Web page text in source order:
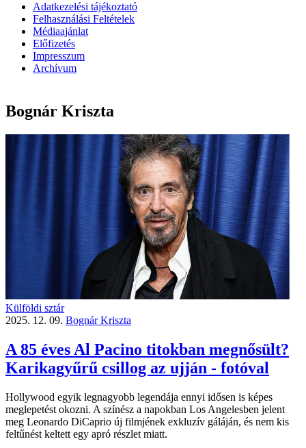
Adatkezelési tájékoztató
Felhasználási Feltételek
Médiaajánlat
Előfizetés
Impresszum
Archívum
Bognár Kriszta
Külföldi sztár
2025. 12. 09. Bognár Kriszta
A 85 éves Al Pacino titokban megnősült?
Karikagyűrű csillog az ujján - fotóval
Hollywood egyik legnagyobb legendája ennyi idősen is képes
meglepetést okozni. A színész a napokban Los Angelesben jelent
meg Leonardo DiCaprio új filmjének exkluzív gáláján, és nem kis
feltűnést keltett egy apró részlet miatt.